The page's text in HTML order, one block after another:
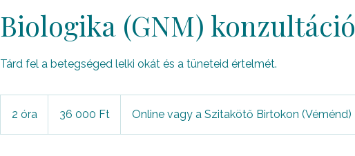
Biologika (GNM) konzultáció
Tárd fel a betegséged lelki okát és a tüneteid értelmét.
2 óra
forint36 000 Ft Online vagy a Szitakötő Birtokon (Véménd)